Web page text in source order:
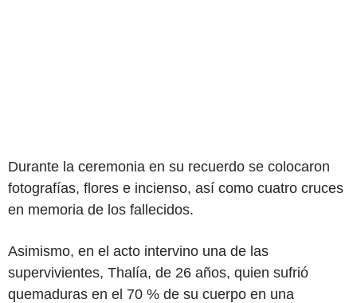
Durante la ceremonia en su recuerdo se colocaron
fotografías, flores e incienso, así como cuatro cruces
en memoria de los fallecidos.
Asimismo, en el acto intervino una de las
supervivientes, Thalía, de 26 años, quien sufrió
quemaduras en el 70 % de su cuerpo en una